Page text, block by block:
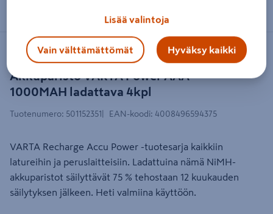
Akkuparisto VARTA Power AAA
1000MAH ladattava 4kpl
VARTA
Tuotenumero: 501152351 EAN-koodi: 4008496594375
VARTA Recharge Accu Power -tuotesarja kaikkiin
latureihin ja peruslaitteisiin. Ladattuina nämä NiMH-
akkuparistot säilyttävät 75 % tehostaan 12 kuukauden
säilytyksen jälkeen. Heti valmiina käyttöön.
Lisää valintoja
Vain välttämättömät Hyväksy kaikki